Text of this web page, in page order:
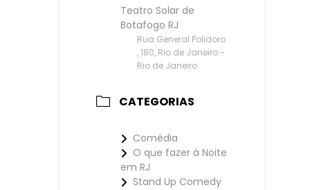
Teatro Solar de
Botafogo RJ
Rua General Polidoro
, 180, Rio de Janeiro -
Rio de Janeiro
CATEGORIAS
Comédia
O que fazer à Noite
em RJ
Stand Up Comedy